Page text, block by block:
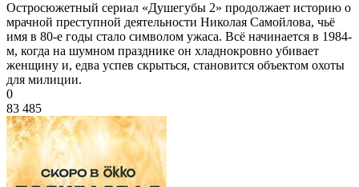
Остросюжетный сериал «Душегубы 2» продолжает историю о
мрачной преступной деятельности Николая Самойлова, чьё
имя в 80-е годы стало символом ужаса. Всё начинается в 1984-
м, когда на шумном празднике он хладнокровно убивает
женщину и, едва успев скрыться, становится объектом охоты
для милиции.
0
83 485